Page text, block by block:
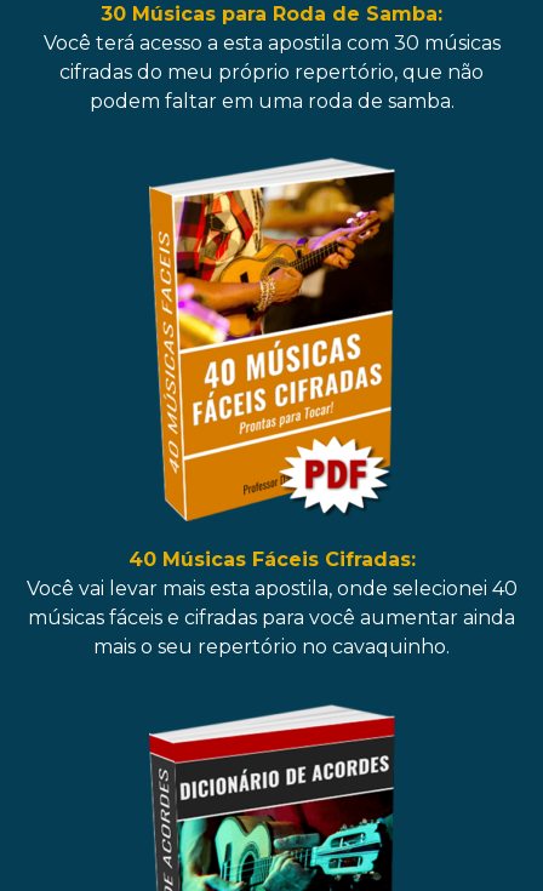
30 Músicas para Roda de Samba:
Você terá acesso a esta apostila com 30 músicas
cifradas do meu próprio repertório, que não
podem faltar em uma roda de samba.
40 Músicas Fáceis Cifradas:
Você vai levar mais esta apostila, onde selecionei 40
músicas fáceis e cifradas para você aumentar ainda
mais o seu repertório no cavaquinho.